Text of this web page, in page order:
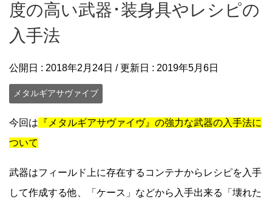
度の高い武器･装身具やレシピの
入手法
公開日 : 2018年2月24日 / 更新日 : 2019年5月6日
メタルギアサヴァイブ
今回は 『メタルギアサヴァイヴ』の強力な武器の入手法に
ついて
武器はフィールド上に存在するコンテナからレシピを入手
して作成する他、「ケース」などから入手出来る「壊れた